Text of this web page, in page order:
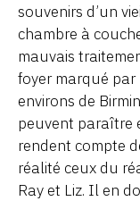
souvenirs d’un
chambre à
mauvais
foyer marqué par
environs de
peuvent paraître
rendent compte
réalité ceux du
Ray et Liz. Il en